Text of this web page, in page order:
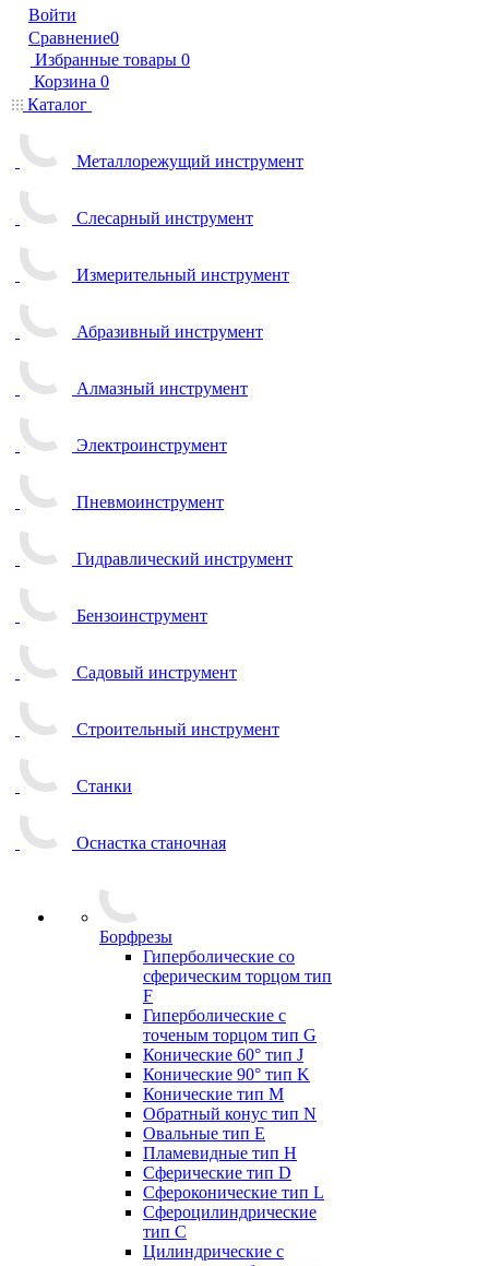
Войти
Сравнение0
Избранные товары 0
Корзина 0
Каталог
Металлорежущий инструмент
Слесарный инструмент
Измерительный инструмент
Абразивный инструмент
Алмазный инструмент
Электроинструмент
Пневмоинструмент
Гидравлический инструмент
Бензоинструмент
Садовый инструмент
Строительный инструмент
Станки
Оснастка станочная
Борфрезы
Гиперболические cо
сферическим торцом тип
F
Гиперболические с
точеным торцом тип G
Конические 60° тип J
Конические 90° тип K
Конические тип M
Обратный конус тип N
Овальные тип E
Пламевидные тип H
Сферические тип D
Сфероконические тип L
Сфероцилиндрические
тип C
Цилиндрические с